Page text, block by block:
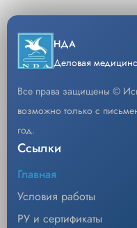
MU10918
Описание
Уп/шт.
Кол-во −
НДА
Деловая
Все права защищены ©
возможно только с
год.
Ссылки
Главная
Условия работы
РУ и сертификаты